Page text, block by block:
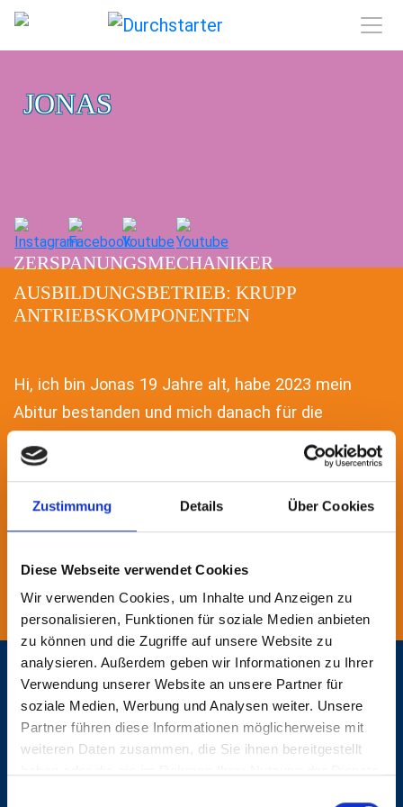
Zustimmung Details Über Cookies
Diese Webseite verwendet Cookies
Wir verwenden Cookies, um Inhalte und Anzeigen zu
personalisieren, Funktionen für soziale Medien anbieten
zu können und die Zugriffe auf unsere Website zu
analysieren. Außerdem geben wir Informationen zu Ihrer
Verwendung unserer Website an unsere Partner für
soziale Medien, Werbung und Analysen weiter. Unsere
Partner führen diese Informationen möglicherweise mit
weiteren Daten zusammen, die Sie ihnen bereitgestellt
JONAS
ZERSPANUNGSMECHANIKER
AUSBILDUNGSBETRIEB: KRUPP
ANTRIEBSKOMPONENTEN
Hi, ich bin Jonas 19 Jahre alt, habe 2023 mein
Abitur bestanden und mich danach für die
Ausbildung zum Zerspanungsmechaniker bei der
Firma Krupp Antriebskomponenten entschieden.
MEHR ZUM BERUF
MEHR ZUM AUSBILDUNGSBETRIEB
NACH DEM ABI HABE ICH MICH FÜR EINE
AUSBILDUNG ZUM
ZERSPANUNGSMECHANIKER
ENTSCHIEDEN